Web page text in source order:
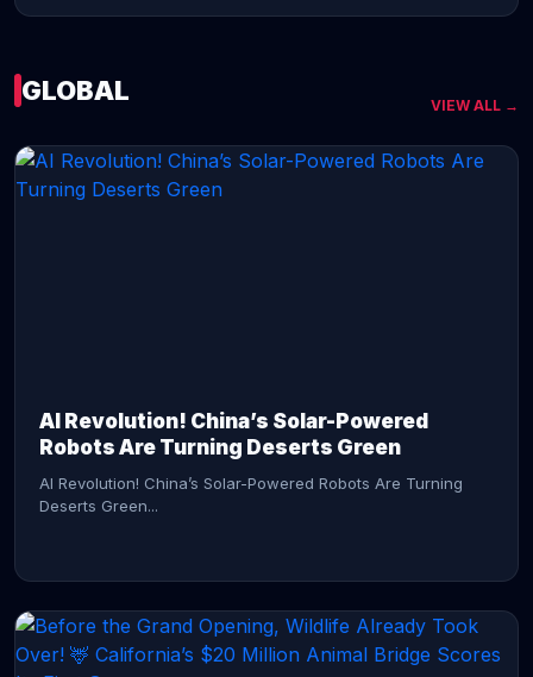
GLOBAL VIEW ALL →
AI Revolution! China’s Solar-Powered
Robots Are Turning Deserts Green
AI Revolution! China’s Solar-Powered Robots Are Turning
Deserts Green...